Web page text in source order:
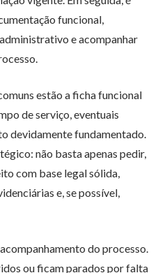
funcional,
e acompanhar
estão a ficha funcional
de serviço, eventuais
devidamente fundamentado.
não basta apenas pedir,
com base legal sólida,
e, se possível,
do processo.
ou ficam parados por falta